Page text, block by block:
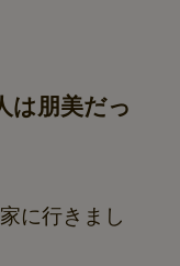
は朋美だっ
に行きまし